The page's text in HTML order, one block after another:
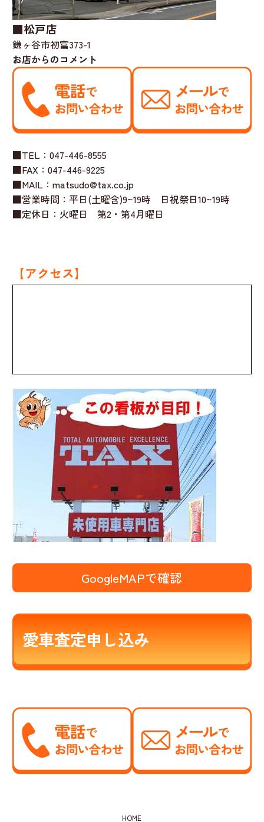
■松戸店
鎌ヶ谷市初富373-1
お店からのコメント
■TEL：047-446-8555
■FAX：047-446-9225
■MAIL：matsudo@tax.co.jp
■営業時間：平日(土曜含)9~19時 日祝祭日10~19時
■定休日：火曜日 第2・第4月曜日
【アクセス】
GoogleMAPで確認
愛車査定申し込み
HOME